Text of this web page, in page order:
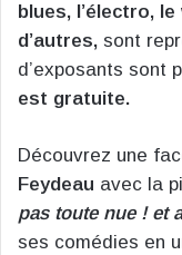
blues, l’électro,
d’autres, sont
d’exposants sont
est gratuite.
Découvrez une
Feydeau avec la
pas toute nue ! et
ses comédies en